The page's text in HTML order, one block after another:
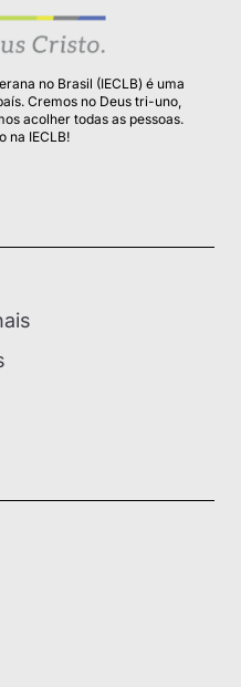
no Brasil (IECLB) é uma
Cremos no Deus tri-uno,
acolher todas as pessoas.
na IECLB!